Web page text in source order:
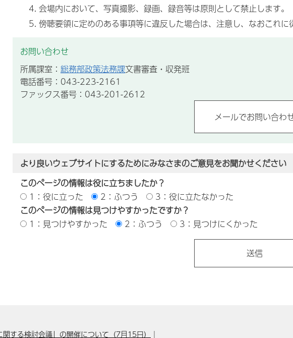
会場内において、写真撮影、録画、録音等は原則として禁止します。
傍聴要領に定めのある事項等に違反した場合は、注意し、なおこれに
お問い合わせ
所属課室： 総務部政策法務課文書審査・収発班
電話番号：043-223-2161
ファックス番号：043-201-2612
より良いウェブサイトにするためにみなさまのご意見をお聞かせください
このページの情報は役に立ちましたか？
1：役に立った
2：ふつう
3：役に立たなかった
このページの情報は見つけやすかったですか？
1：見つけやすかった
2：ふつう 3：見つけにくかった
する検討会議」の開催について（7月15日）
｜